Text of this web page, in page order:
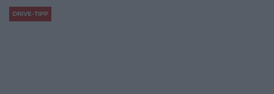
DRIVE-TIPP